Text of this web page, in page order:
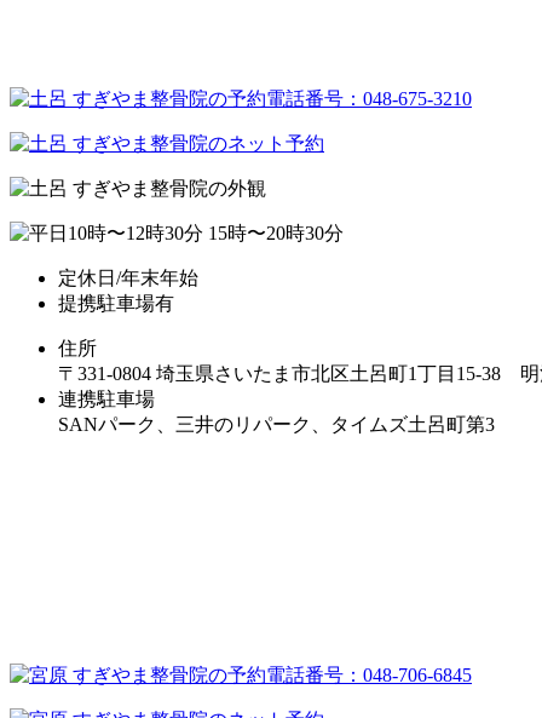
定休日/年末年始
提携駐車場有
住所
〒331-0804 埼玉県さいたま市北区土呂町1丁目15-38
連携駐車場
SANパーク、三井のリパーク、タイムズ土呂町第3